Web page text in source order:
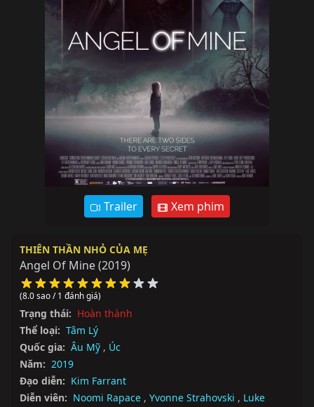
Trailer Xem phim
THIÊN THẦN NHỎ CỦA MẸ
Angel Of Mine(2019)
(8.0 sao / 1 đánh giá)
Trạng thái: Hoàn thành
Thể loại: Tâm Lý
Quốc gia: Âu Mỹ , Úc
Năm: 2019
Đạo diễn: Kim Farrant
Diễn viên: Noomi Rapace , Yvonne Strahovski , Luke